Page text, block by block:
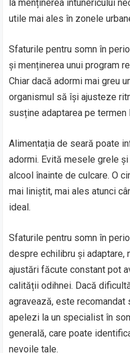
la menținerea întunericului
utile mai ales în zonele
Sfaturile pentru somn în
și menținerea unui program
Chiar dacă adormi mai greu
organismul să își ajusteze
susține adaptarea pe termen
Alimentația de seară poate
adormi. Evită mesele grele
alcool înainte de culcare. O
mai liniștit, mai ales atunci
ideal.
Sfaturile pentru somn în
despre echilibru și
ajustări făcute constant pot
calității odihnei. Dacă
agravează, este
apelezi la un specialist în
generală, care poate
nevoile tale.